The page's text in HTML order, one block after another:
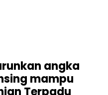
angka
mampu
Terpadu